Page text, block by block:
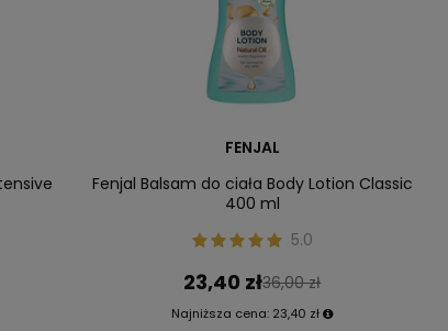
FENJAL
Fenjal Balsam do ciała Body Lotion Classic
400 ml
5.0
23,40 zł36,00 zł
Najniższa cena: 23,40 zł